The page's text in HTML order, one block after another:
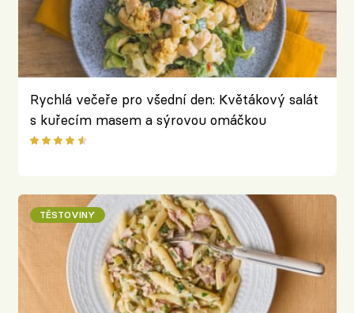
Rychlá večeře pro všední den: Květákový salát
s kuřecím masem a sýrovou omáčkou
TĚSTOVINY